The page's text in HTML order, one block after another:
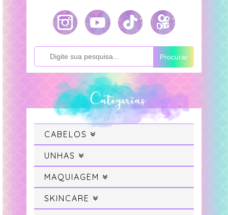
Procurar
Categorias
CABELOS
Cabelo
Cabelo Colorido
Projeto Sereia
UNHAS
Swatches
Unhas da Semana
MAQUIAGEM
Maquiagem
SKINCARE